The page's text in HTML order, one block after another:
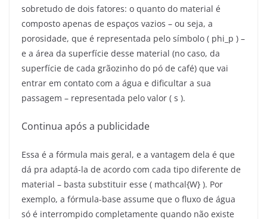
sobretudo de dois fatores: o quanto do material é
composto apenas de espaços vazios – ou seja, a
porosidade, que é representada pelo símbolo ( phi_p ) –
e a área da superfície desse material (no caso, da
superfície de cada grãozinho do pó de café) que vai
entrar em contato com a água e dificultar a sua
passagem – representada pelo valor ( s ).
Continua após a publicidade
Essa é a fórmula mais geral, e a vantagem dela é que
dá pra adaptá-la de acordo com cada tipo diferente de
material – basta substituir esse ( mathcal{W} ). Por
exemplo, a fórmula-base assume que o fluxo de água
só é interrompido completamente quando não existe